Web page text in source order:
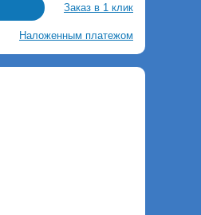
Заказ в 1 клик
Наложенным платежом